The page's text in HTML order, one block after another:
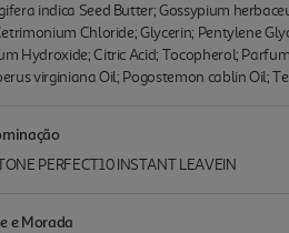
indica Seed Butter; Gossypium
Chloride; Glycerin; Pentylene
Hydroxide; Citric Acid; Tocopherol;
virginiana Oil; Pogostemon cablin Oil;
PERFECT10 INSTANT LEAVEIN
e Morada